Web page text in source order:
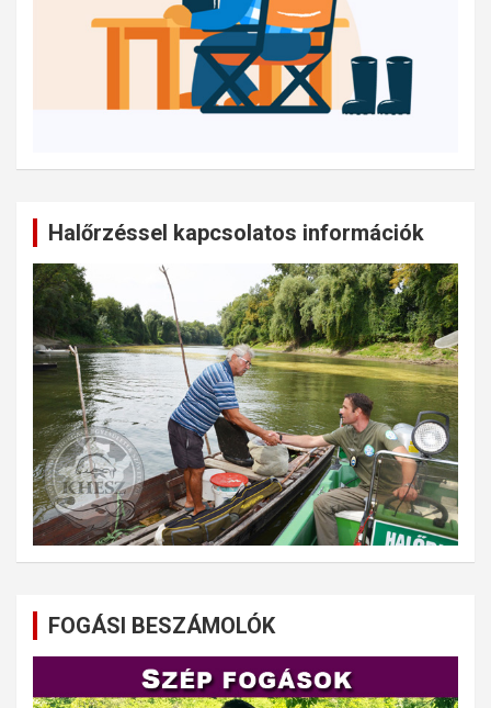
Halőrzéssel kapcsolatos információk
FOGÁSI BESZÁMOLÓK